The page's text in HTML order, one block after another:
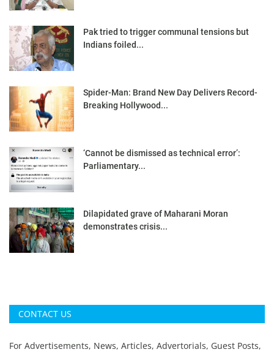
Pak tried to trigger communal tensions but
Indians foiled...
Spider-Man: Brand New Day Delivers Record-
Breaking Hollywood...
‘Cannot be dismissed as technical error’:
Parliamentary...
Dilapidated grave of Maharani Moran
demonstrates crisis...
CONTACT US
For Advertisements, News, Articles, Advertorials, Guest Posts,